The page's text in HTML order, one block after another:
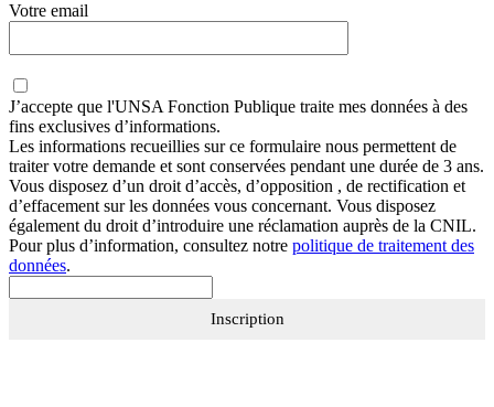
Votre email
J’accepte que l'UNSA Fonction Publique traite mes données à des
fins exclusives d’informations.
Les informations recueillies sur ce formulaire nous permettent de
traiter votre demande et sont conservées pendant une durée de 3 ans.
Vous disposez d’un droit d’accès, d’opposition , de rectification et
d’effacement sur les données vous concernant. Vous disposez
également du droit d’introduire une réclamation auprès de la CNIL.
Pour plus d’information, consultez notre politique de traitement des
données.
Inscription